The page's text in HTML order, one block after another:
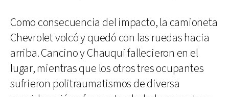
Como consecuencia del impacto, la camioneta
Chevrolet volcó y quedó con las ruedas hacia
arriba. Cancino y Chauqui fallecieron en el
lugar, mientras que los otros tres ocupantes
sufrieron politraumatismos de diversa